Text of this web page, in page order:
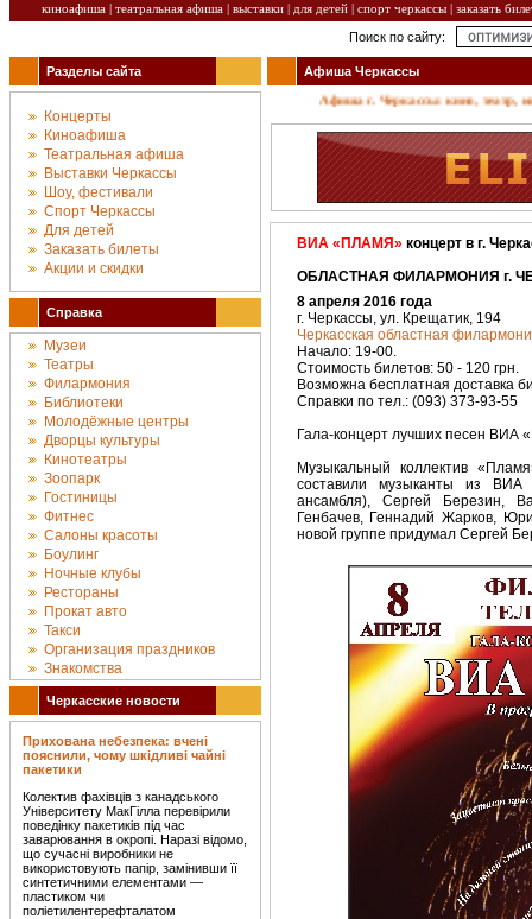
киноафиша | театральная афиша | выставки | для детей | спорт черкассы | заказать
Поиск по сайту:
Разделы сайта
Концерты
Киноафиша
Театральная афиша
Выставки Черкассы
Шоу, фестивали
Спорт Черкассы
Для детей
Заказать билеты
Акции и скидки
Справка
Музеи
Театры
Филармония
Библиотеки
Молодёжные центры
Дворцы культуры
Кинотеатры
Зоопарк
Гостиницы
Фитнес
Салоны красоты
Боулинг
Ночные клубы
Рестораны
Прокат авто
Такси
Организация праздников
Знакомства
Черкасские новости
Прихована небезпека: вчені
пояснили, чому шкідливі чайні
пакетики
Колектив фахівців з канадського
Університету МакГілла перевірили
поведінку пакетиків під час
заварювання в окропі. Наразі відомо,
що сучасні виробники не
використовують папір, замінивши її
синтетичними елементами —
пластиком чи
поліетилентерефталатом
Афиша Черкассы
Афиша г. Черкассы: кино, театр,
ВИА «ПЛАМЯ» концерт в г.
ОБЛАСТНАЯ ФИЛАРМОНИЯ г.
8 апреля 2016 года
г. Черкассы, ул. Крещатик, 194
Черкасская областная
Начало: 19-00.
Стоимость билетов: 50 - 120 грн.
Возможна бесплатная доставка
Справки по тел.: (093) 373-93-55
Гала-концерт лучших песен ВИА
Музыкальный коллектив
составили музыканты из ВИА
ансамбля), Сергей Березин,
Генбачев, Геннадий Жарков,
новой группе придумал Сергей